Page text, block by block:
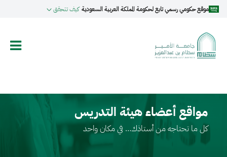
تجاوز
الرئيسي
موقع حكومي رسمي تابع لحكومة المملكة العربية السعودية كيف تتحقق
مواقع أعضاء هيئة التدريس
كل ما تحتاجه من أستاذك… في مكان واحد